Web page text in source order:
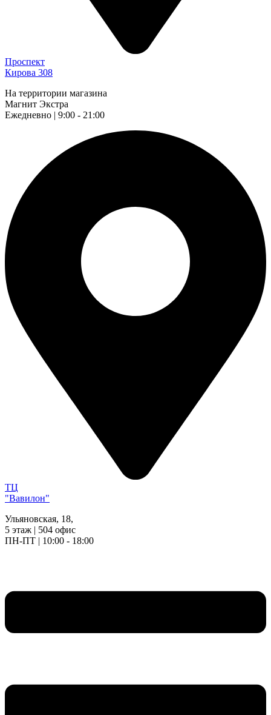
Проспект
Кирова 308
На территории магазина
Магнит Экстра
Ежедневно | 9:00 - 21:00
ТЦ
"Вавилон"
Ульяновская, 18,
5 этаж | 504 офис
ПН-ПТ | 10:00 - 18:00